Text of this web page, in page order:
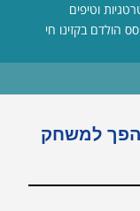
וטיפים
הולדם בקזינו חי
הפך למשחק